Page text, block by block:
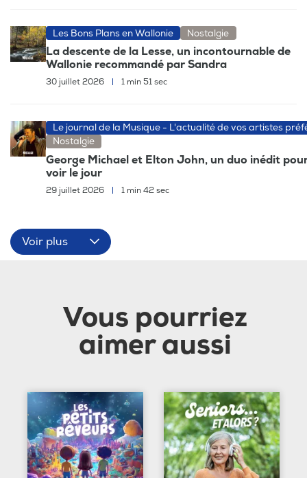
Les Bons Plans en Wallonie Nostalgie
La descente de la Lesse, un incontournable de
Wallonie recommandé par Sandra
30 juillet 2026 1 min 51 sec
Le journal de la Musique - L'actualité de vos artistes
Nostalgie
George Michael et Elton John, un duo inédit
voir le jour
29 juillet 2026 | 1 min 42 sec
Voir plus
Vous pourriez
aimer aussi